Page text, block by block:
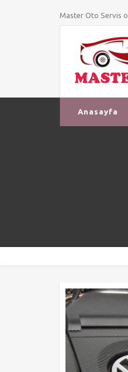
Master Oto Servis
Anasayfa